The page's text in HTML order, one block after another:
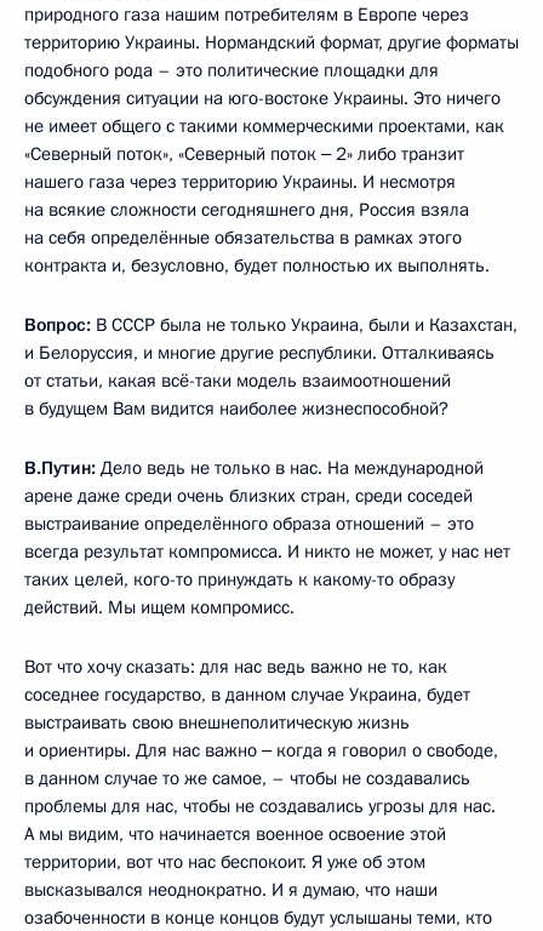
природного газа нашим потребителям в Европе через
территорию Украины. Нормандский формат, другие форматы
подобного рода – это политические площадки для
обсуждения ситуации на юго-востоке Украины. Это ничего
не имеет общего с такими коммерческими проектами, как
«Северный поток», «Северный поток ‒ 2» либо транзит
нашего газа через территорию Украины. И несмотря
на всякие сложности сегодняшнего дня, Россия взяла
на себя определённые обязательства в рамках этого
контракта и, безусловно, будет полностью их выполнять.
Вопрос: В СССР была не только Украина, были и Казахстан,
и Белоруссия, и многие другие республики. Отталкиваясь
от статьи, какая всё-таки модель взаимоотношений
в будущем Вам видится наиболее жизнеспособной?
В.Путин: Дело ведь не только в нас. На международной
арене даже среди очень близких стран, среди соседей
выстраивание определённого образа отношений – это
всегда результат компромисса. И никто не может, у нас нет
таких целей, кого-то принуждать к какому-то образу
действий. Мы ищем компромисс.
Вот что хочу сказать: для нас ведь важно не то, как
соседнее государство, в данном случае Украина, будет
выстраивать свою внешнеполитическую жизнь
и ориентиры. Для нас важно ‒ когда я говорил о свободе,
в данном случае то же самое, – чтобы не создавались
проблемы для нас, чтобы не создавались угрозы для нас.
А мы видим, что начинается военное освоение этой
территории, вот что нас беспокоит. Я уже об этом
высказывался неоднократно. И я думаю, что наши
озабоченности в конце концов будут услышаны теми, кто